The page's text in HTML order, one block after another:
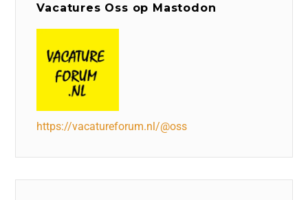
Vacatures Oss op Mastodon
https://vacatureforum.nl/@oss